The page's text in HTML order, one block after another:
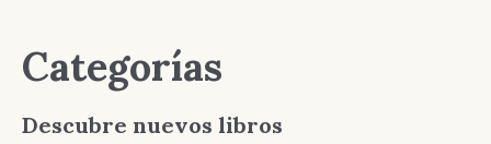
Categorías
Descubre nuevos libros